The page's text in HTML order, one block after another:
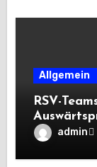
Allgemein
RSV-
admin